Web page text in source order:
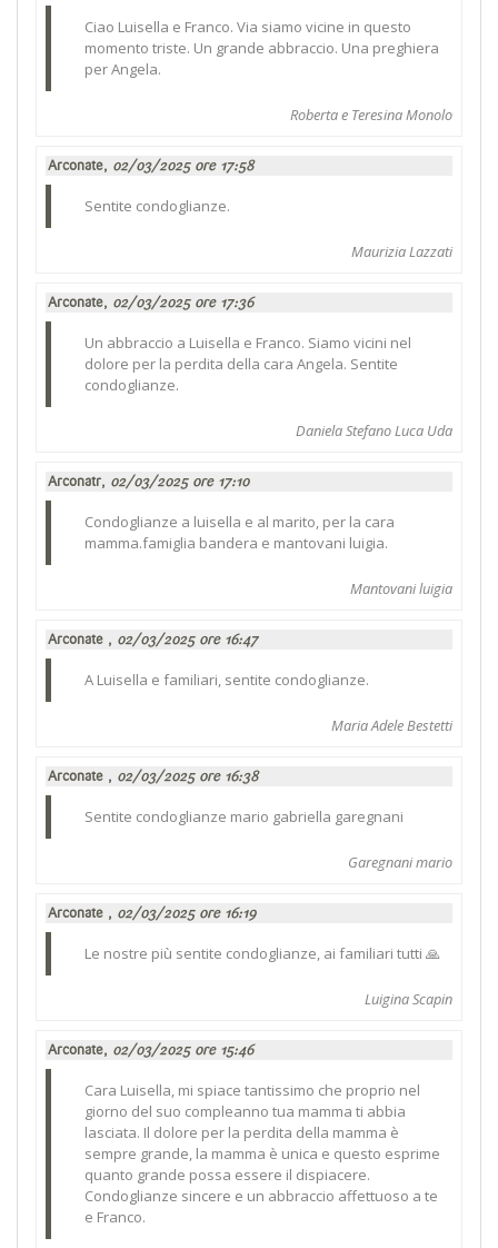
Ciao Luisella e Franco. Via siamo vicine in questo
momento triste. Un grande abbraccio. Una preghiera
per Angela.
Roberta e Teresina Monolo
Arconate, 02/03/2025 ore 17:58
Sentite condoglianze.
Maurizia Lazzati
Arconate, 02/03/2025 ore 17:36
Un abbraccio a Luisella e Franco. Siamo vicini nel
dolore per la perdita della cara Angela. Sentite
condoglianze.
Daniela Stefano Luca Uda
Arconatr, 02/03/2025 ore 17:10
Condoglianze a luisella e al marito, per la cara
mamma.famiglia bandera e mantovani luigia.
Mantovani luigia
Arconate , 02/03/2025 ore 16:47
A Luisella e familiari, sentite condoglianze.
Maria Adele Bestetti
Arconate , 02/03/2025 ore 16:38
Sentite condoglianze mario gabriella garegnani
Garegnani mario
Arconate , 02/03/2025 ore 16:19
Le nostre più sentite condoglianze, ai familiari tutti 🙏
Luigina Scapin
Arconate, 02/03/2025 ore 15:46
Cara Luisella, mi spiace tantissimo che proprio nel
giorno del suo compleanno tua mamma ti abbia
lasciata. Il dolore per la perdita della mamma è
sempre grande, la mamma è unica e questo esprime
quanto grande possa essere il dispiacere.
Condoglianze sincere e un abbraccio affettuoso a te
e Franco.